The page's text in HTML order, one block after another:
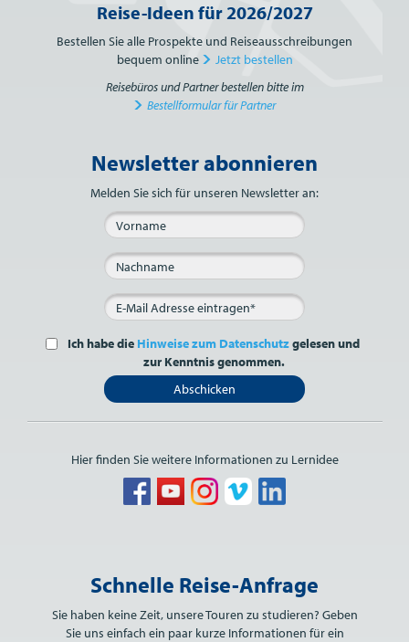
Reise-Ideen für 2026/2027
Bestellen Sie alle Prospekte und Reiseausschreibungen
bequem online
Jetzt bestellen
Reisebüros und Partner bestellen bitte im
Bestellformular für Partner
Bitte nicht ausfüllen.
Newsletter abonnieren
Melden Sie sich für unseren Newsletter an:
Ich habe die Hinweise zum Datenschutzgelesen und
zur Kenntnis genommen.
Abschicken
Hier finden Sie weitere Informationen zu Lernidee
Schnelle Reise-Anfrage
Sie haben keine Zeit, unsere Touren zu studieren? Geben
Sie uns einfach ein paar kurze Informationen für ein